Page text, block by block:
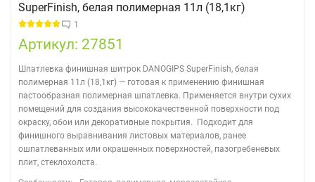
SuperFinish, белая полимерная 11л (18,1кг)
1
Артикул: 27851
Шпатлевка финишная шитрок DANOGIPS SuperFinish, белая
полимерная 11л (18,1кг) — готовая к применению финишная
пастообразная полимерная шпатлевка. Применяется внутри сухих
помещений для создания высококачественной поверхности под
окраску, обои или декоративные покрытия. Подходит для
финишного выравнивания листовых материалов, ранее
ошпатлеванных или окрашенных поверхностей, пазогребеневых
плит, стеклохолста.